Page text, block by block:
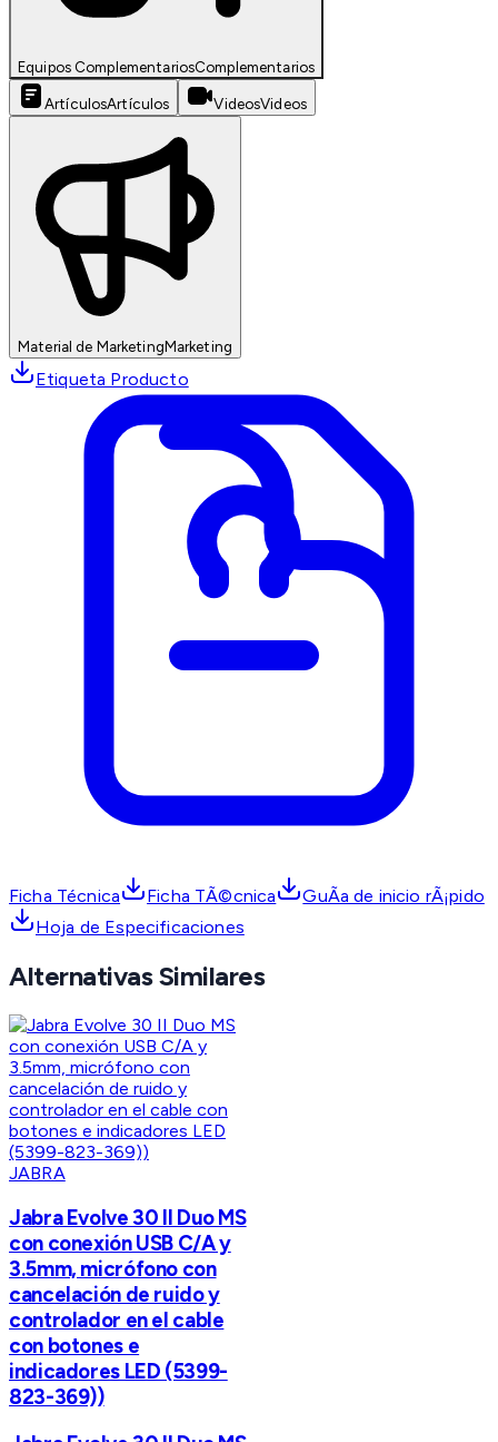
Equipos ComplementariosComplementarios
ArtículosArtículos VideosVideos
Material de MarketingMarketing
Etiqueta Producto
Ficha Técnica Ficha TÃ©cnica
GuÃ­a de inicio rÃ¡pido
Hoja de Especificaciones
Alternativas Similares
JABRA
Jabra Evolve 30 II Duo MS
con conexión USB C/A y
3.5mm, micrófono con
cancelación de ruido y
controlador en el cable
con botones e
indicadores LED (5399-
823-369))